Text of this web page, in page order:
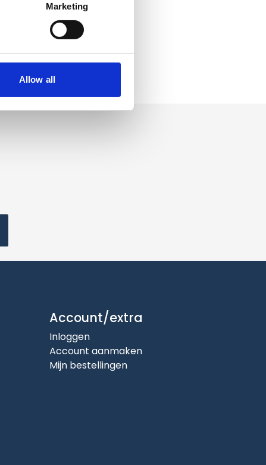
Marketing
Allow all
Account/extra
Inloggen
Account aanmaken
Mijn bestellingen